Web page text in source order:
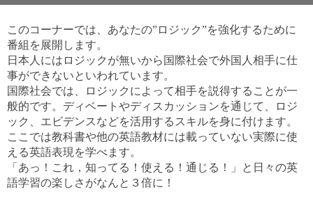
このコーナーでは、あなたの”ロジック”を強化するために
番組を展開します。
日本人にはロジックが無いから国際社会で外国人相手に仕
事ができないといわれています。
国際社会では、ロジックによって相手を説得することが一
般的です。ディベートやディスカッションを通じて、ロジ
ック、エビデンスなどを活用するスキルを身に付けます。
ここでは教科書や他の英語教材には載っていない実際に使
える英語表現を学べます。
「あっ！これ，知ってる！使える！通じる！」と日々の英
語学習の楽しさがなんと３倍に！